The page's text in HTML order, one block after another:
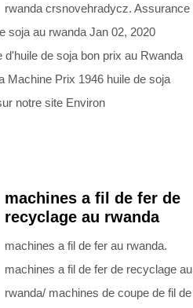
rwanda crsnovehradycz. Assurance
soja au rwanda Jan 02, 2020
de soja bon prix au Rwanda
Machine Prix 1946 huile de soja
notre site Environ
machines a fil de fer de
recyclage au rwanda
machines a fil de fer au rwanda.
machines a fil de fer de recyclage au
rwanda/ machines de coupe de fil de